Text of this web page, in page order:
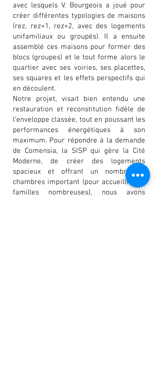
avec lesquels V. Bourgeois a joué pour
créer différentes typologies de maisons
(rez, rez+1, rez+2, avec des logements
unifamiliaux ou groupés). Il a ensuite
assemblé ces maisons pour former des
blocs (groupes) et le tout forme alors le
quartier avec ses voiries, ses placettes,
ses squares et les effets perspectifs qui
en découlent.
Notre projet, visait bien entendu une
restauration et reconstitution fidèle de
l’enveloppe classée, tout en poussant les
performances énergétiques à son
maximum. Pour répondre à la demande
de Comensia, la SISP qui gère la Cité
Moderne, de créer des logements
spacieux et offrant un nombre de
chambres important (pour accueillir des
familles nombreuses), nous avons